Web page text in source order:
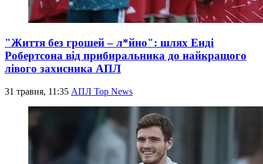
"Життя без грошей – л*йно": шлях Енді
Робертсона від прибиральника до найкращого
лівого захисника АПЛ
31 травня, 11:35 АПЛ Top News